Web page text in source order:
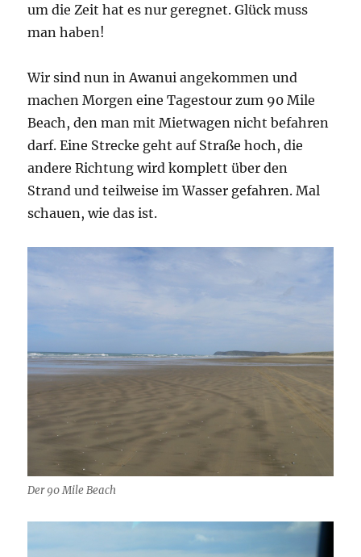
um die Zeit hat es nur geregnet. Glück muss
man haben!
Wir sind nun in Awanui angekommen und
machen Morgen eine Tagestour zum 90 Mile
Beach, den man mit Mietwagen nicht befahren
darf. Eine Strecke geht auf Straße hoch, die
andere Richtung wird komplett über den
Strand und teilweise im Wasser gefahren. Mal
schauen, wie das ist.
Der 90 Mile Beach